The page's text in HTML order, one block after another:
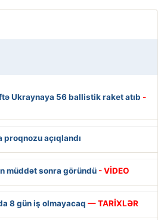
Ukraynaya 56 ballistik raket atıb -
proqnozu açıqlandı
müddət sonra göründü - VİDEO
8 gün iş olmayacaq — TARİXLƏR